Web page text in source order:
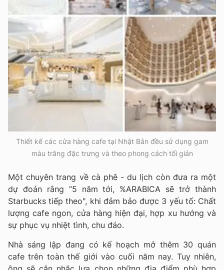
Thiết kế các cửa hàng cafe tại Nhật Bản đều sử dụng gam
màu trắng đặc trưng và theo phong cách tối giản
Một chuyên trang về cà phê - du lịch còn đưa ra một
dự đoán rằng “5 năm tới, %ARABICA sẽ trở thành
Starbucks tiếp theo", khi đảm bảo được 3 yếu tố: Chất
lượng cafe ngon, cửa hàng hiện đại, hợp xu hướng và
sự phục vụ nhiệt tình, chu đáo.
Nhà sáng lập đang có kế hoạch mở thêm 30 quán
cafe trên toàn thế giới vào cuối năm nay. Tuy nhiên,